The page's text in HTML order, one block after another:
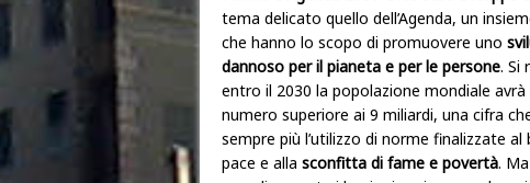
tema delicato quello dell’Agenda, un
che hanno lo scopo di promuovere uno
dannoso per il pianeta e per le persone. Si
entro il 2030 la popolazione mondiale
numero superiore ai 9 miliardi, una cifra
sempre più l’utilizzo di norme finalizzate al
pace e alla sconfitta di fame e povertà.